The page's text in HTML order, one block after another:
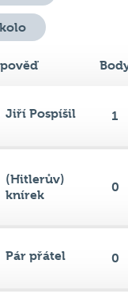
Jiří Pospíšil 1
(Hitlerův)
knírek
0
Pár přátel 0